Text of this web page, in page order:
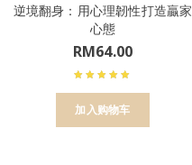
逆境翻身：用心理韌性打造贏家
心態
RM64.00
加入购物车